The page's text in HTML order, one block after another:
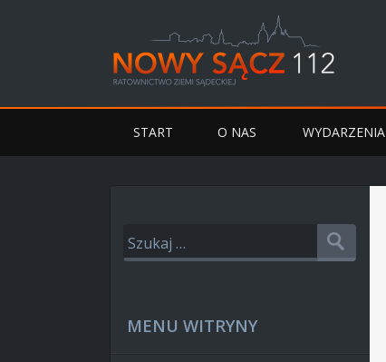
START O NAS WYDARZENIA
MENU WITRYNY